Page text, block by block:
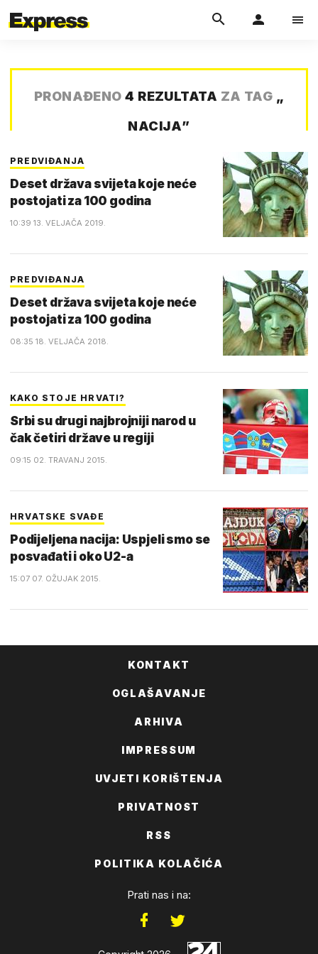
PRONAĐENO 4 REZULTATA ZA TAG „
NACIJA”
PREDVIĐANJA
Deset država svijeta koje neće
postojati za 100 godina
10:39 13. VELJAČA 2019.
PREDVIĐANJA
Deset država svijeta koje neće
postojati za 100 godina
08:35 18. VELJAČA 2018.
KAKO STOJE HRVATI?
Srbi su drugi najbrojniji narod u
čak četiri države u regiji
09:15 02. TRAVANJ 2015.
HRVATSKE SVAĐE
Podijeljena nacija: Uspjeli smo se
posvađati i oko U2-a
15:07 07. OŽUJAK 2015.
KONTAKT
OGLAŠAVANJE
ARHIVA
IMPRESSUM
UVJETI KORIŠTENJA
PRIVATNOST
RSS
POLITIKA KOLAČIĆA
Prati nas i na: